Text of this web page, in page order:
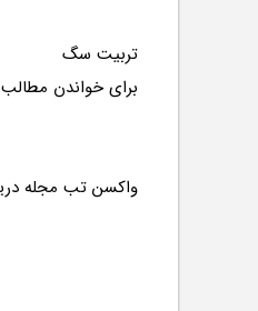
تربیت سگ
برای خواندن